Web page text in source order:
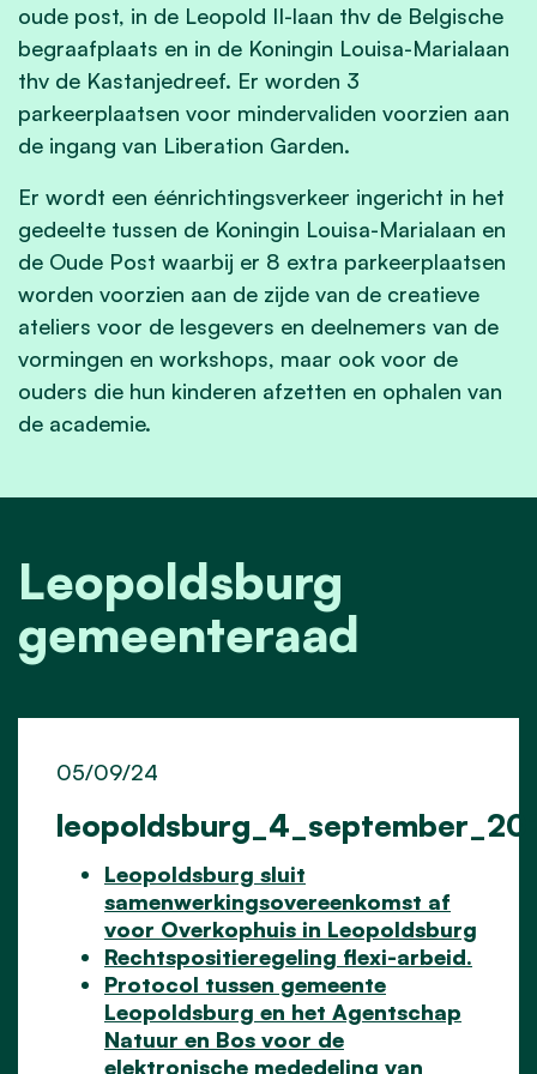
oude post, in de Leopold II-laan thv de Belgische
begraafplaats en in de Koningin Louisa-Marialaan
thv de Kastanjedreef. Er worden 3
parkeerplaatsen voor mindervaliden voorzien aan
de ingang van Liberation Garden.
Er wordt een éénrichtingsverkeer ingericht in het
gedeelte tussen de Koningin Louisa-Marialaan en
de Oude Post waarbij er 8 extra parkeerplaatsen
worden voorzien aan de zijde van de creatieve
ateliers voor de lesgevers en deelnemers van de
vormingen en workshops, maar ook voor de
ouders die hun kinderen afzetten en ophalen van
de academie.
Leopoldsburg
gemeenteraad
05/09/24
Leopoldsburg sluit
samenwerkingsovereenkomst af
voor Overkophuis in Leopoldsburg
Rechtspositieregeling flexi-arbeid.
Protocol tussen gemeente
Leopoldsburg en het Agentschap
Natuur en Bos voor de
elektronische mededeling van